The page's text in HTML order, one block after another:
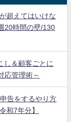
超えてはいけな
20時間の壁/130
し＆顧客ごとに
応管理術～
告をするやり方
和7年分】